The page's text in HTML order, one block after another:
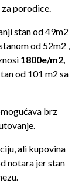
porodice.
stan od 49m2
od 52m2 ,
1800e/m2,
od 101 m2 sa
brz
ali kupovina
notara jer stan